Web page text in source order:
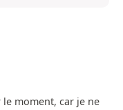
moment, car je ne